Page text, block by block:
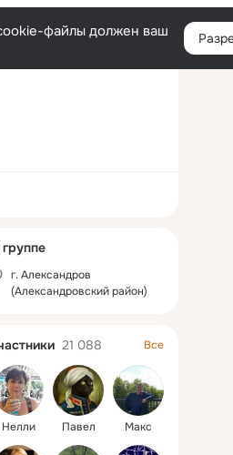
файлы должен ваш
Фотоконкурс
ХОРОШИЙ АЛЕКСАНДРОВ 2019
фотографий
17 фотографий
г. Александров
(Александровский район)
21 088 Все
Нелли Павел Макс